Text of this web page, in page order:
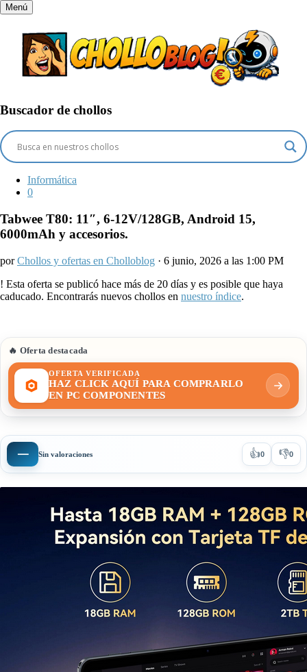
Menú
Buscador de chollos
Informática
0
Tabwee T80: 11″, 6-12V/128GB, Android 15,
6000mAh y accesorios.
porChollos y ofertas en Cholloblog · 6 junio, 2026 a las 1:00 PM
! Esta oferta se publicó hace más de 20 días y es posible que haya
caducado. Encontrarás nuevos chollos en nuestro índice.
🔥 Oferta destacada
OFERTA VERIFICADA
HAZ CLICK AQUÍ PARA COMPRARLO
EN PC COMPONENTES
— Sin valoraciones 👍0 👎0